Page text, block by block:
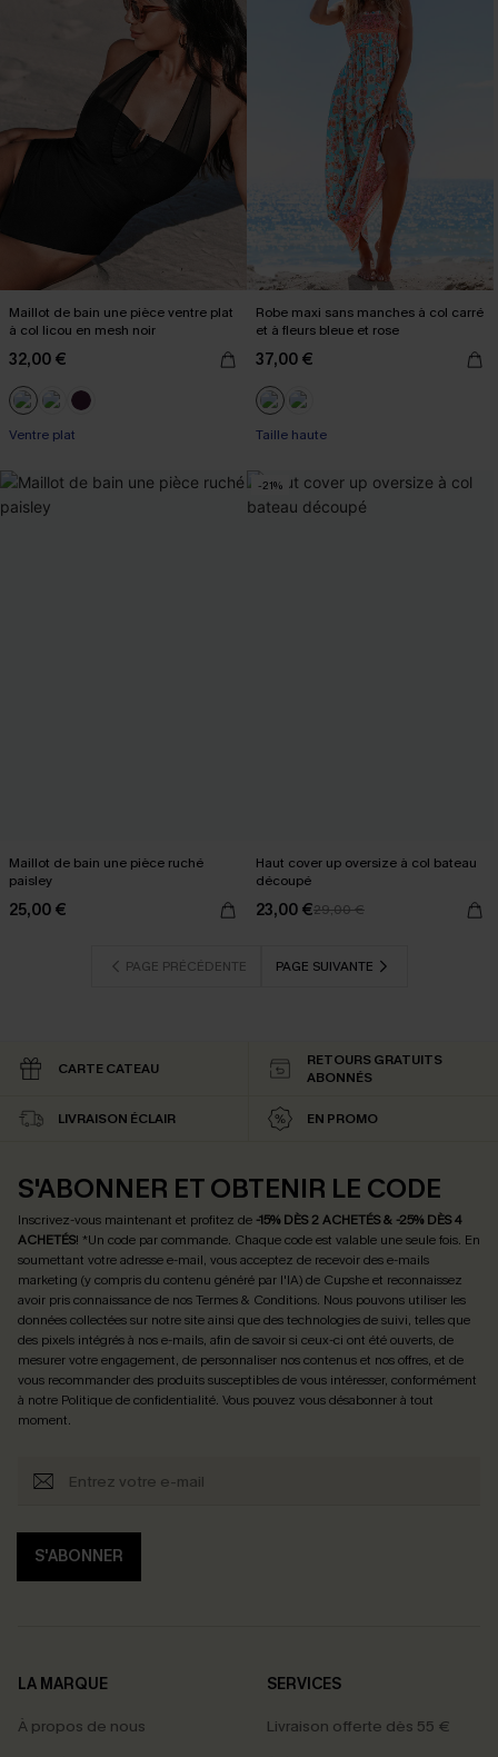
Maillot de bain une pièce ventre plat
à col licou en mesh noir
32,00 €
Ventre plat
Robe maxi sans manches à col carré
et à fleurs bleue et rose
37,00 €
Taille haute
Maillot de bain une pièce ruché
paisley
25,00 €
-21%
Haut cover up oversize à col bateau
découpé
23,00 €29,00 €
PAGE PRÉCÉDENTE PAGE SUIVANTE
CARTE CATEAU
RETOURS GRATUITS
ABONNÉS
LIVRAISON ÉCLAIR EN PROMO
S'ABONNER ET OBTENIR LE CODE
Inscrivez-vous maintenant et profitez de -15% DÈS 2 ACHETÉS & -25% DÈS 4
ACHETÉS! *Un code par commande. Chaque code est valable une seule fois. En
soumettant votre adresse e-mail, vous acceptez de recevoir des e-mails
marketing (y compris du contenu généré par l'IA) de Cupshe et reconnaissez
avoir pris connaissance de nosTermes & Conditions. Nous pouvons utiliser les
données collectées sur notre site ainsi que des technologies de suivi, telles que
des pixels intégrés à nos e-mails, afin de savoir si ceux-ci ont été ouverts, de
mesurer votre engagement, de personnaliser nos contenus et nos offres, et de
vous recommander des produits susceptibles de vous intéresser, conformément
à notre Politique de confidentialité. Vous pouvez vous désabonner à tout
moment.
S'ABONNER
LA MARQUE
À propos de nous
SERVICES
Livraison offerte dès 55 €